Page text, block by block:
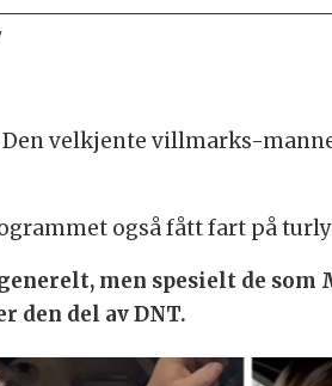
velkjente villmarks-
også fått fart på
men spesielt de som
den del av DNT.